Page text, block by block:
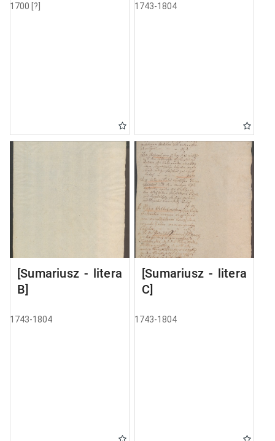
Volumine MSC
1700 [?] 1743-1804
[Sumariusz - litera
B]
1743-1804
[Sumariusz - litera
C]
1743-1804